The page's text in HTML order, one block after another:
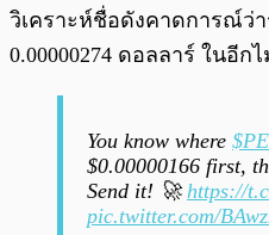
วิเคราะห์ชื่อดังคาดการณ์ว่
0.00000274 ดอลลาร์ ในอี
You know where
$0.00000166 first,
Send it! 🚀 https://
pic.twitter.com/